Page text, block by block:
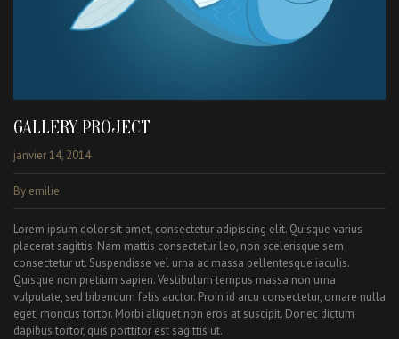
GALLERY PROJECT
janvier 14, 2014
By emilie
Lorem ipsum dolor sit amet, consectetur adipiscing elit. Quisque varius
placerat sagittis. Nam mattis consectetur leo, non scelerisque sem
consectetur ut. Suspendisse vel urna ac massa pellentesque iaculis.
Quisque non pretium sapien. Vestibulum tempus massa non urna
vulputate, sed bibendum felis auctor. Proin id arcu consectetur, ornare nulla
eget, rhoncus tortor. Morbi aliquet non eros at suscipit. Donec dictum
dapibus tortor, quis porttitor est sagittis ut.